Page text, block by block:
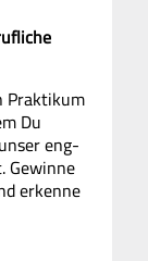
Praktikum
Du
eng­
Gewinne
erkenne